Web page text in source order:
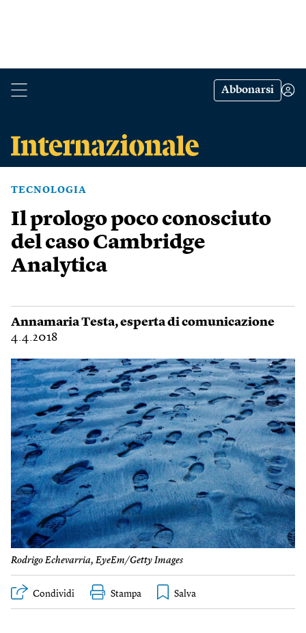
Abbonarsi
TECNOLOGIA
Il prologo poco conosciuto
del caso Cambridge
Analytica
Annamaria Testa, esperta di comunicazione
4.4.2018
Rodrigo Echevarria, EyeEm/Getty Images
Condividi Stampa